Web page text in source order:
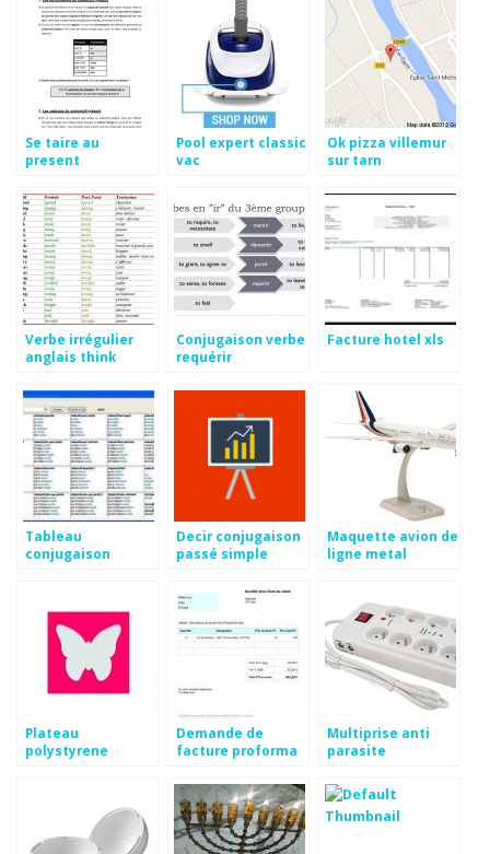
Se taire au
present
Pool expert classic
vac
Ok pizza villemur
sur tarn
Verbe irrégulier
anglais think
Conjugaison verbe
requérir
Facture hotel xls
Tableau
conjugaison
Decir conjugaison
passé simple
Maquette avion de
ligne metal
Plateau
polystyrene
Demande de
facture proforma
Multiprise anti
parasite